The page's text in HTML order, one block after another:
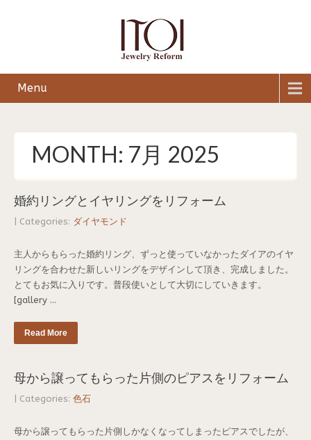
Menu
MONTH: 7月 2025
婚約リングとイヤリングをリフォーム
| Categories: ダイヤモンド
主人からもらった婚約リング、ずっと使っていなかったダイアのイヤ
リングを合わせた新しいリングをデザインして頂き、完成しました。
とてもお気に入りです。普段使いとして大切にしていきます。
[gallery ...
Read More
母から譲ってもらった片側のピアスをリフォーム
| Categories: 色石
母から譲ってもらった片側しかなくなってしまったピアスでしたが、